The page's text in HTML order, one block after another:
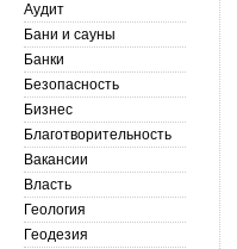
Аудит
Бани и сауны
Банки
Безопасность
Бизнес
Благотворительность
Вакансии
Власть
Геология
Геодезия